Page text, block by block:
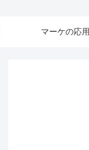
マーケの応用